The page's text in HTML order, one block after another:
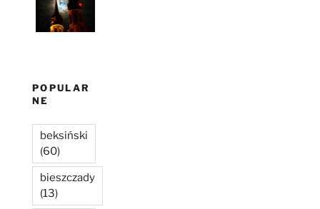
POPULAR
NE
beksiński
(60)
bieszczady
(13)